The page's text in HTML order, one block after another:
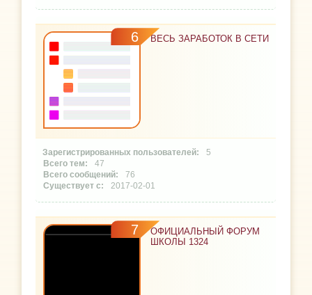
6 ВЕСЬ ЗАРАБОТОК В СЕТИ
5
47
76
2017-02-01
7
ОФИЦИАЛЬНЫЙ ФОРУМ
ШКОЛЫ 1324